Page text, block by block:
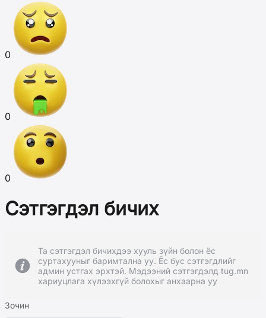
0
0
0
Сэтгэгдэл бичих
Та сэтгэгдэл бичихдээ хууль зүйн болон ёс
суртахууныг баримтална уу. Ёс бус сэтгэгдлийг
админ устгах эрхтэй. Мэдээний сэтгэгдэлд tug.mn
хариуцлага хүлээхгүй болохыг анхаарна уу
Зочин